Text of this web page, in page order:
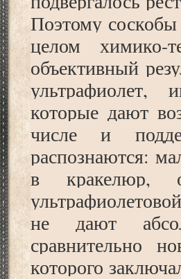
Поэтому
целом химико-
объективный
ультрафиолет,
которые дают
числе и
распознаются:
в кракелюр,
не дают
сравнительно
которого